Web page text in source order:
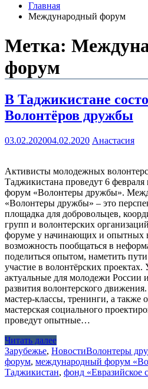
Главная
Международный форум
Метка:
форум
В Таджикистане
Волонтёров дружбы
03.02.202004.02.2020 Анастасия
Активисты молодежных
Таджикистана проведут 6
форум «Волонтеры дружбы».
«Волонтеры дружбы» – это
площадка для добровольцев,
групп и волонтерских
форуме у начинающих и опытных
возможность пообщаться в
поделиться опытом, наметить
участие в волонтёрских
актуальные для молодежи России
развития волонтерского
мастер-классы, тренинги, а также
мастерская социального
проведут опытные…
Читать далее
Зарубежье, НовостиВолонтеры
форум, международный форум
Таджикистан, фонд «Евразийское